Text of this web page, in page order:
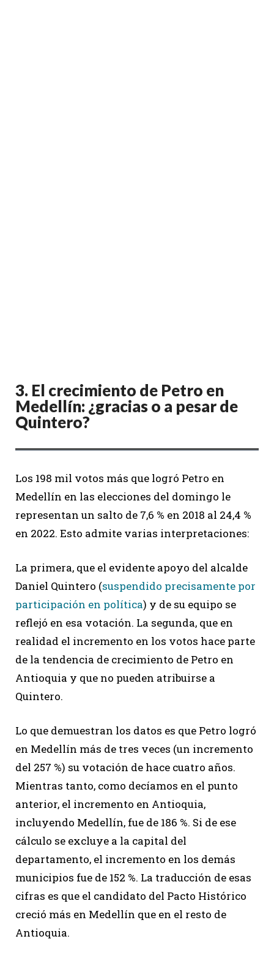
3. El crecimiento de Petro en
Medellín: ¿gracias o a pesar de
Quintero?
Los 198 mil votos más que logró Petro en
Medellín en las elecciones del domingo le
representan un salto de 7,6 % en 2018 al 24,4 %
en 2022. Esto admite varias interpretaciones:
La primera, que el evidente apoyo del alcalde
Daniel Quintero (suspendido precisamente por
participación en política) y de su equipo se
reflejó en esa votación. La segunda, que en
realidad el incremento en los votos hace parte
de la tendencia de crecimiento de Petro en
Antioquia y que no pueden atribuirse a
Quintero.
Lo que demuestran los datos es que Petro logró
en Medellín más de tres veces (un incremento
del 257 %) su votación de hace cuatro años.
Mientras tanto, como decíamos en el punto
anterior, el incremento en Antioquia,
incluyendo Medellín, fue de 186 %. Si de ese
cálculo se excluye a la capital del
departamento, el incremento en los demás
municipios fue de 152 %. La traducción de esas
cifras es que el candidato del Pacto Histórico
creció más en Medellín que en el resto de
Antioquia.